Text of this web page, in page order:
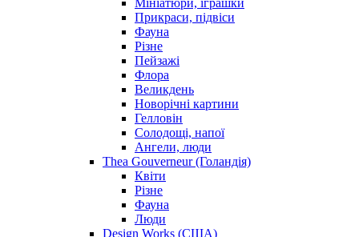
Прикраси, підвіси
Фауна
Різне
Пейзажі
Флора
Великдень
Новорічні картини
Гелловін
Солодощі, напої
Ангели, люди
Thea Gouverneur (Голандія)
Квіти
Різне
Фауна
Люди
Design Works (США)